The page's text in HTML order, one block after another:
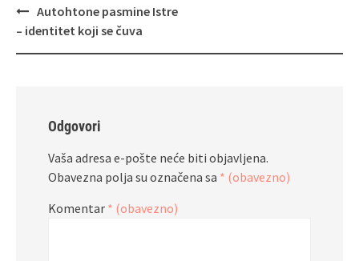
Navigacija
objava
Autohtone pasmine Istre
– identitet koji se čuva
Odgovori
Vaša adresa e-pošte neće biti objavljena.
Obavezna polja su označena sa * (obavezno)
Komentar * (obavezno)